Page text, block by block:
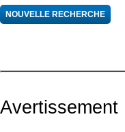
Avertissement